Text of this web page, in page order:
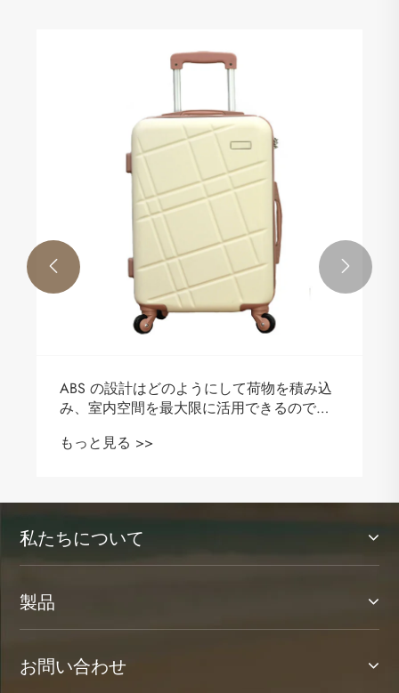
ABS の設計はどのようにして荷物を積み込
み、室内空間を最大限に活用できるのでし
もっと見る >>
 
私たちについて
製品
お問い合わせ